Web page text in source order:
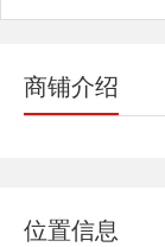
商铺介绍
位置信息